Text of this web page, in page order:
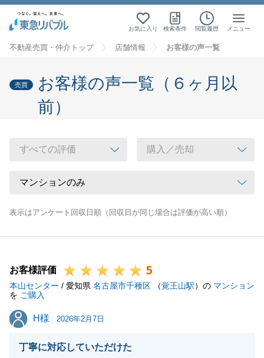
お気に入り 検索条件 閲覧履歴 メニュー
不動産売買・仲介トップ 店舗情報 お客様の声一覧
売買
お客様の声一覧（６ヶ月以
前）
表示はアンケート回収日順（回収日が同じ場合は評価が高い順）
お客様評価 5
本山センター / 愛知県 名古屋市千種区 （覚王山駅）の マンション
を ご購入
H様
H様 2026年2月7日
丁寧に対応していただけた